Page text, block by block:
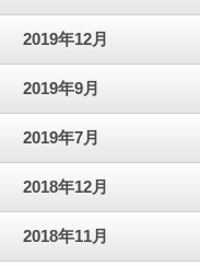
2019年12月
2019年9月
2019年7月
2018年12月
2018年11月